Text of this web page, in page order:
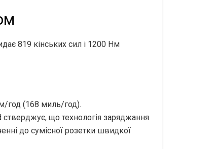
819 кінських сил і 1200 Нм
год (168 миль/год).
стверджує, що технологія заряджання
до сумісної розетки швидкої